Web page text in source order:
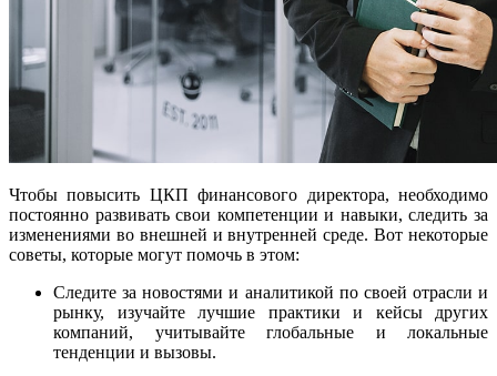
Чтобы повысить ЦКП финансового директора, необходимо
постоянно развивать свои компетенции и навыки, следить за
изменениями во внешней и внутренней среде. Вот некоторые
советы, которые могут помочь в этом:
Следите за новостями и аналитикой по своей отрасли и
рынку, изучайте лучшие практики и кейсы других
компаний, учитывайте глобальные и локальные
тенденции и вызовы.